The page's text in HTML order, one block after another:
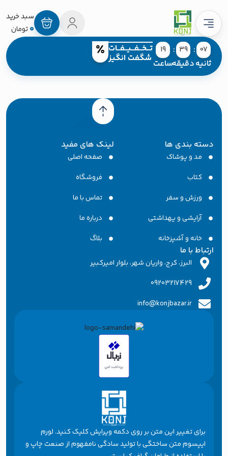
0تومان
19
ساعت
39
دقیقه
07
ثانیه
تــخــفــیــفــات
شگفت انگیز
دسته بندی ها
مد و پوشاک
کتاب
ورزش و سفر
آرایشی و یهداشتی
خانه و آشپزخانه
لینک های مفید
صفحه اصلی
فروشگاه
تماس با ما
درباره ما
بلاگ
ارتباط با ما
البرز، کرج، واریان شهر، بلوار امیرکبیر
09203217429
info@konjbazar.ir
برای تغییر این متن بر روی دکمه ویرایش کلیک کنید. لورم
ایپسوم متن ساختگی با تولید سادگی نامفهوم از صنعت چاپ و